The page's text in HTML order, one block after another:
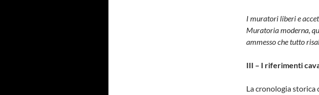
I muratori liberi e
Muratoria moderna,
ammesso che tutto
III – I riferimenti
La cronologia